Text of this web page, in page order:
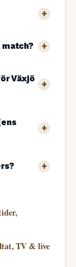
match?
Växjö
TV & live